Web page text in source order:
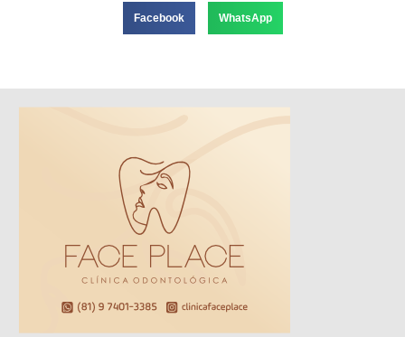
Facebook WhatsApp